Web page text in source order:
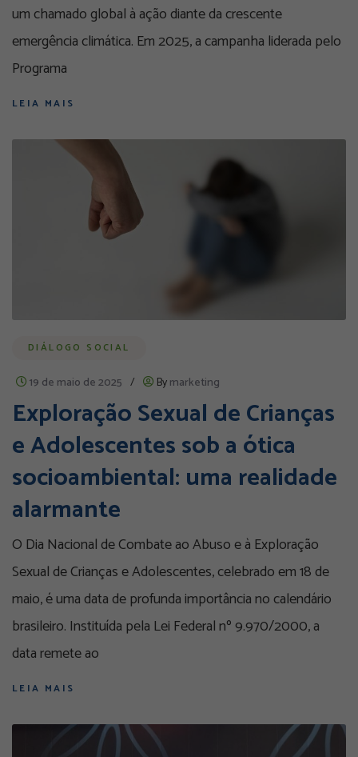
um chamado global à ação diante da crescente
emergência climática. Em 2025, a campanha liderada pelo
Programa
LEIA MAIS
DIÁLOGO SOCIAL
19 de maio de 2025 / Bymarketing
Exploração Sexual de Crianças
e Adolescentes sob a ótica
socioambiental: uma realidade
alarmante
O Dia Nacional de Combate ao Abuso e à Exploração
Sexual de Crianças e Adolescentes, celebrado em 18 de
maio, é uma data de profunda importância no calendário
brasileiro. Instituída pela Lei Federal nº 9.970/2000, a
data remete ao
LEIA MAIS